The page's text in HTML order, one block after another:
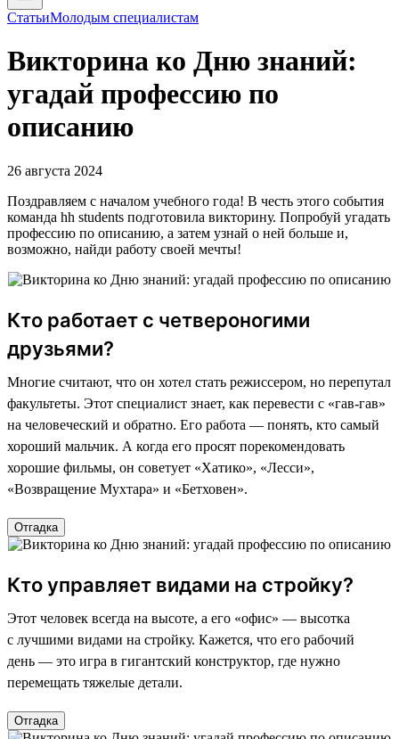
СтатьиМолодым специалистам
Викторина ко Дню знаний:
угадай профессию по
описанию
26 августа 2024
Поздравляем с началом учебного года! В честь этого события
команда hh students подготовила викторину. Попробуй угадать
профессию по описанию, а затем узнай о ней больше и,
возможно, найди работу своей мечты!
Кто работает с четвероногими
друзьями?
Многие считают, что он хотел стать режиссером, но перепутал
факультеты. Этот специалист знает, как перевести с «гав-гав»
на человеческий и обратно. Его работа — понять, кто самый
хороший мальчик. А когда его просят порекомендовать
хорошие фильмы, он советует «Хатико», «Лесси»,
«Возвращение Мухтара» и «Бетховен».
Отгадка
Кто управляет видами на стройку?
Этот человек всегда на высоте, а его «офис» — высотка
с лучшими видами на стройку. Кажется, что его рабочий
день — это игра в гигантский конструктор, где нужно
перемещать тяжелые детали.
Отгадка